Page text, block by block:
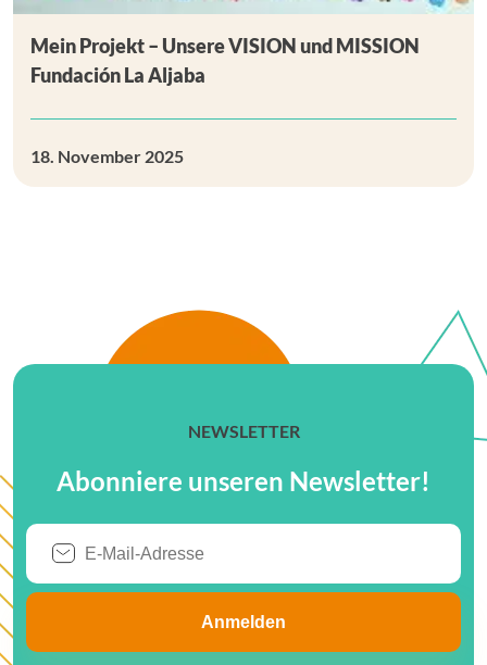
Mein Projekt – Unsere VISION und MISSION
Fundación La Aljaba
18. November 2025
NEWSLETTER
Abonniere unseren Newsletter!